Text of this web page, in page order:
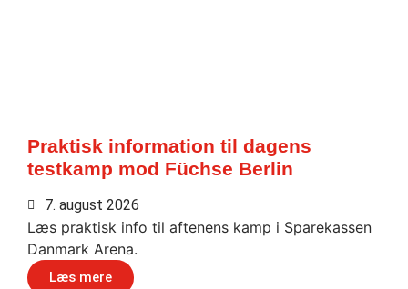
Praktisk information til dagens
testkamp mod Füchse Berlin
7. august 2026
Læs praktisk info til aftenens kamp i Sparekassen
Danmark Arena.
Læs mere